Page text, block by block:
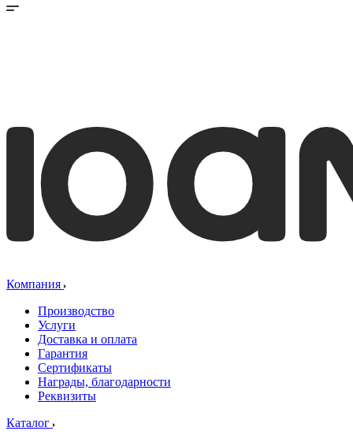
Компания
Производство
Услуги
Доставка и оплата
Гарантия
Сертификаты
Награды, благодарности
Реквизиты
Каталог